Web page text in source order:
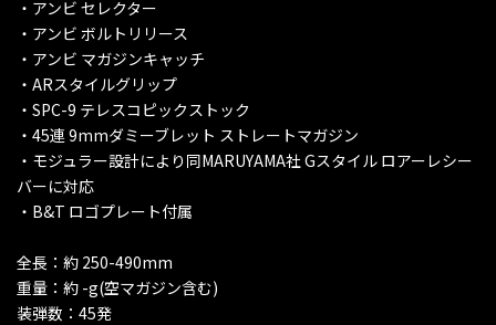
・アンビ セレクター
・アンビ ボルトリリース
・アンビ マガジンキャッチ
・ARスタイルグリップ
・SPC-9 テレスコピックストック
・45連 9mmダミーブレット ストレートマガジン
・モジュラー設計により同MARUYAMA社 Gスタイル ロアーレシー
バーに対応
・B&T ロゴプレート付属
全長：約 250-490mm
重量：約 -g(空マガジン含む)
装弾数：45発